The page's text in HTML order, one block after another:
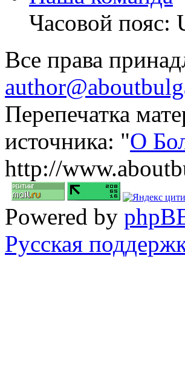
Часовой пояс:
Все права
Перепечатка
источника: "О
http://
Powered by
Русская